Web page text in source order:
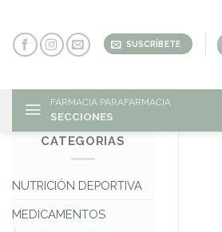
content
SUSCRÍBETE
FARMACIA PARAFARMACIA
SECCIONES
CATEGORIAS
NUTRICIÓN DEPORTIVA
MEDICAMENTOS